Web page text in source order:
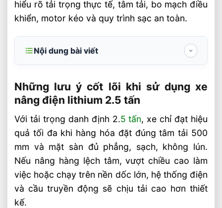
hiểu rõ tải trọng thực tế, tâm tải, bo mạch điều
khiển, motor kéo và quy trình sạc an toàn.
Nội dung bài viết
điện lithium 2.5 tấn
Kiểm soát pin lithium và hệ thống sạc để
tăng tuổi thọ
Chọn đúng cấu hình theo kho hàng, nhà
máy và nhu cầu thực tế
Câu hỏi thường gặp về xe nâng điện
lithium 2.5 tấn FAQ
Xe nâng điện lithium 2.5 tấn có phù hợp
Những lưu ý cốt lõi khi sử dụng xe
nâng điện lithium 2.5 tấn
Với tải trọng danh định 2.5 tấn, xe chỉ đạt hiệu
quả tối đa khi hàng hóa đặt đúng tâm tải 500
mm và mặt sàn đủ phẳng, sạch, không lún.
Nếu nâng hàng lệch tâm, vượt chiều cao làm
việc hoặc chạy trên nền dốc lớn, hệ thống điện
và cầu truyền động sẽ chịu tải cao hơn thiết
kế.